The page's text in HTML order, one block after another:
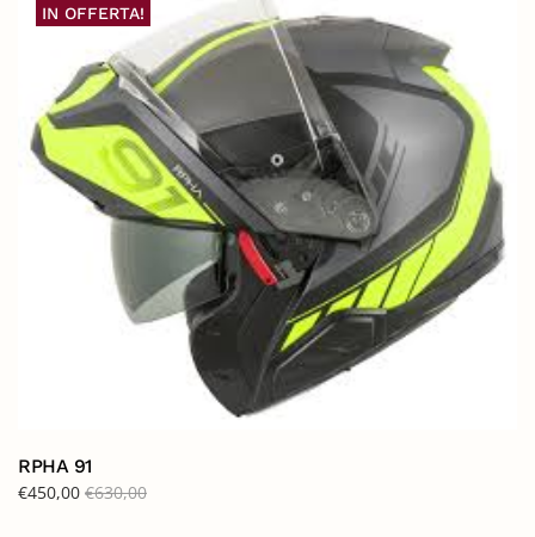
IN OFFERTA!
RPHA 91
€450,00 €630,00